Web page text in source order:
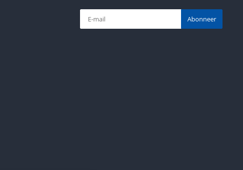
Abonneer